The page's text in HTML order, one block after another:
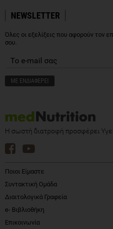
NEWSLETTER
Όλες οι εξελίξεις που αφορούν τον
σου.
Η σωστή διατροφή προσφέρει
Ποιοι Είμαστε
Συντακτική Ομάδα
Διαιτολογικά Γραφεία
e- Βιβλιοθήκη
Επικοινωνία